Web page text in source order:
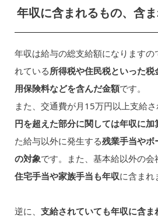
年収に含まれるもの、含
年収は給与の総支給額になりますの
れている所得税や住民税といった
用保険料などを含んだ金額です。
また、交通費が月15万円以上支給さ
円を超えた部分に関しては年収に加
た給与以外に発生する残業手当やボ
の対象です。また、基本給以外の
住宅手当や家族手当も年収に含まれ
逆に、 支給されていても年収に含ま